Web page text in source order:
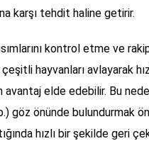
karşı tehdit haline getirir.
kontrol etme ve
hayvanları avlayarak
elde edebilir. Bu
göz önünde bulundurmak
hızlı bir şekilde geri